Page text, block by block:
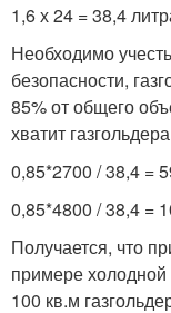
1,6 х 24 = 38,4
Необходимо
безопасности,
85% от общего
хватит
0,85*2700 / 38,4 =
0,85*4800 / 38,4 =
Получается, что
примере
100 кв.м